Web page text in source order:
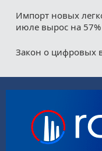
Импорт новых
июле вырос на 57%
Закон о цифровых